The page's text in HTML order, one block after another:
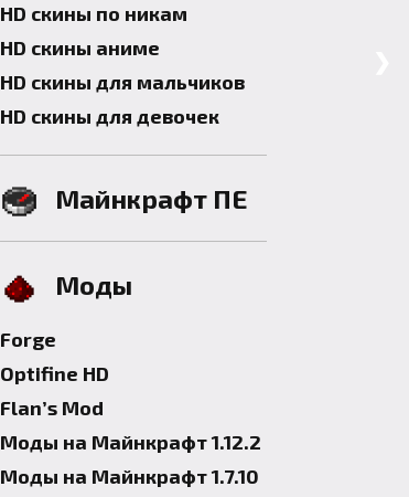
HD скины по никам
HD скины аниме
HD скины для мальчиков
HD скины для девочек
Майнкрафт ПЕ
Моды
Forge
Optifine HD
Flan’s Mod
Моды на Майнкрафт 1.12.2
Моды на Майнкрафт 1.7.10